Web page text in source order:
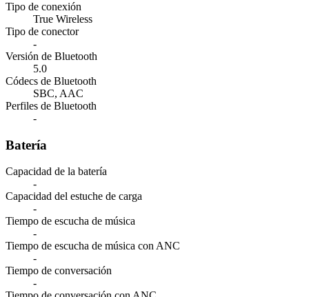
Tipo de conexión
True Wireless
Tipo de conector
-
Versión de Bluetooth
5.0
Códecs de Bluetooth
SBC, AAC
Perfiles de Bluetooth
-
Batería
Capacidad de la batería
-
Capacidad del estuche de carga
-
Tiempo de escucha de música
-
Tiempo de escucha de música con ANC
-
Tiempo de conversación
-